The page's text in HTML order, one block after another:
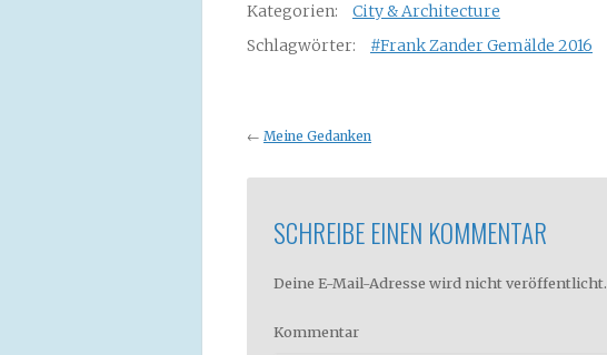
Kategorien:
City & Architecture
Schlagwörter:
#Frank Zander Gemälde 2016
← Meine Gedanken
SCHREIBE EINEN KOMMENTAR
Deine E-Mail-Adresse wird nicht veröffentlicht.
Kommentar